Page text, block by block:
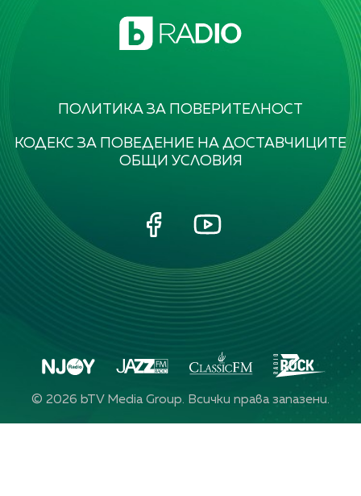
ПОЛИТИКА ЗА ПОВЕРИТЕЛНОСТ
КОДЕКС ЗА ПОВЕДЕНИЕ НА ДОСТАВЧИЦИТЕ
ОБЩИ УСЛОВИЯ
© 2026 bTV Media Group. Всички права запазени.